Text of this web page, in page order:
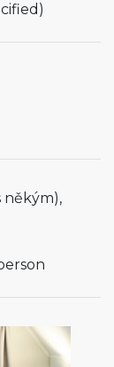
někým),